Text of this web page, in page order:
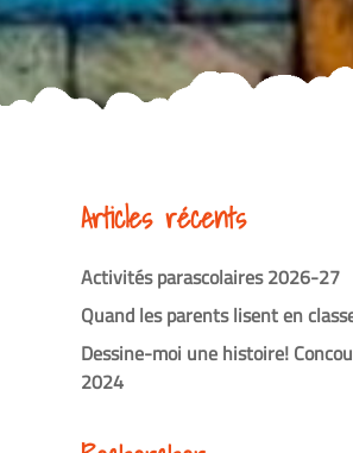
Articles récents
Activités parascolaires 2026-27
Quand les parents lisent en
Dessine-moi une histoire!
2024